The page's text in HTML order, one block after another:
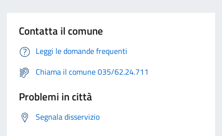
Contatta il comune
Leggi le domande frequenti
Chiama il comune 035/62.24.711
Problemi in città
Segnala disservizio